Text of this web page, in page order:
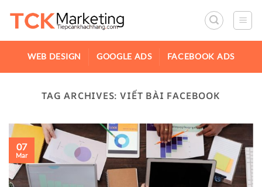
WEB DESIGN GOOGLE ADS FACEBOOK ADS
TAG ARCHIVES:VIẾT BÀI FACEBOOK
07
Mar